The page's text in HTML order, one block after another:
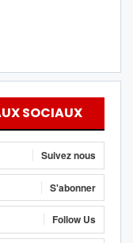
SOCIAUX
Suivez nous
S'abonner
Follow Us